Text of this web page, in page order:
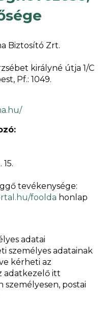
Biztosító Zrt.
királyné útja 1/C
Pf.: 1049.
tevékenysége:
foolda honlap
adatai
személyes adatainak
kérheti az
adatkezelő itt
postai